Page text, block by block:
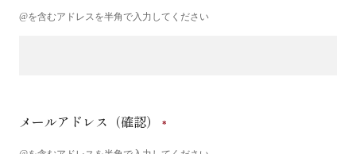
@を含むアドレスを半角で入力してください
メールアドレス（確認）